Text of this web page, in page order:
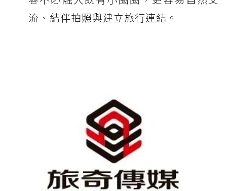
流、結伴拍照與建立旅行連結。